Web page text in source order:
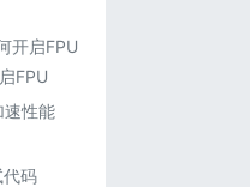
开启FPU
FPU
速性能
码